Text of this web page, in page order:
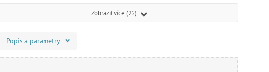
Zobrazit více (22)
Popis a parametry